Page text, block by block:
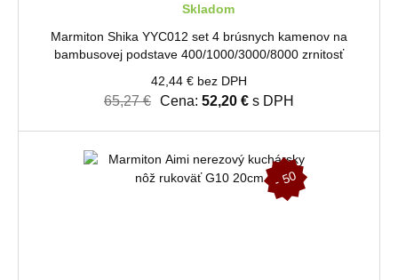
Skladom
Marmiton Shika YYC012 set 4 brúsnych kamenov na
bambusovej podstave 400/1000/3000/8000 zrnitosť
42,44 € bez DPH
65,27 € Cena: 52,20 € s DPH
-
5
0